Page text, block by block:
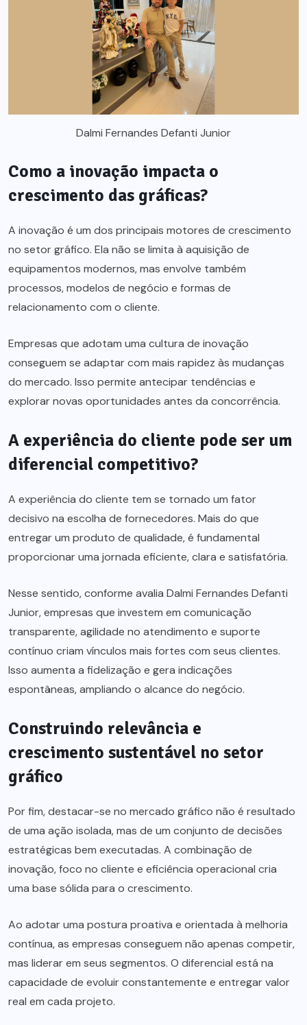
Dalmi Fernandes Defanti Junior
Como a inovação impacta o
crescimento das gráficas?
A inovação é um dos principais motores de crescimento
no setor gráfico. Ela não se limita à aquisição de
equipamentos modernos, mas envolve também
processos, modelos de negócio e formas de
relacionamento com o cliente.
Empresas que adotam uma cultura de inovação
conseguem se adaptar com mais rapidez às mudanças
do mercado. Isso permite antecipar tendências e
explorar novas oportunidades antes da concorrência.
A experiência do cliente pode ser um
diferencial competitivo?
A experiência do cliente tem se tornado um fator
decisivo na escolha de fornecedores. Mais do que
entregar um produto de qualidade, é fundamental
proporcionar uma jornada eficiente, clara e satisfatória.
Nesse sentido, conforme avalia Dalmi Fernandes Defanti
Junior, empresas que investem em comunicação
transparente, agilidade no atendimento e suporte
contínuo criam vínculos mais fortes com seus clientes.
Isso aumenta a fidelização e gera indicações
espontâneas, ampliando o alcance do negócio.
Construindo relevância e
crescimento sustentável no setor
gráfico
Por fim, destacar-se no mercado gráfico não é resultado
de uma ação isolada, mas de um conjunto de decisões
estratégicas bem executadas. A combinação de
inovação, foco no cliente e eficiência operacional cria
uma base sólida para o crescimento.
Ao adotar uma postura proativa e orientada à melhoria
contínua, as empresas conseguem não apenas competir,
mas liderar em seus segmentos. O diferencial está na
capacidade de evoluir constantemente e entregar valor
real em cada projeto.